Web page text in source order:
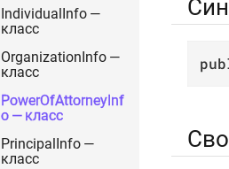
IndividualInfo —
класс
OrganizationInfo —
класс
PowerOfAttorneyInf
o — класс
PrincipalInfo —
класс